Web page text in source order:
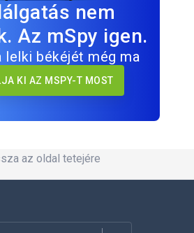
nem
Az mSpy igen.
lelki békéjét még ma
KI AZ MSPY-T MOST
az oldal tetejére